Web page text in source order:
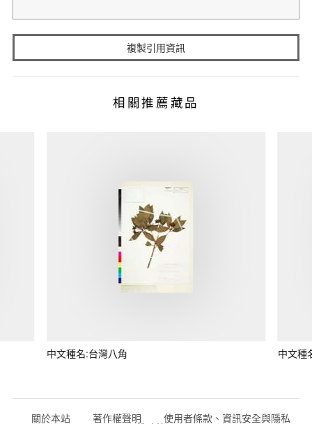
複製引用資訊
相關推薦藏品
中文種名:台灣八角 中文種
關於本站 著作權聲明 使用者條款、資訊安全與隱私